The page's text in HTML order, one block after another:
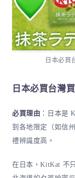
日本必買
日本必買台灣
必買理由 ：日本是
到各地限定（如信
禮辨識度高。
在日本，KitKat 不